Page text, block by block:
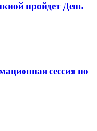
пройдет День
сессия по